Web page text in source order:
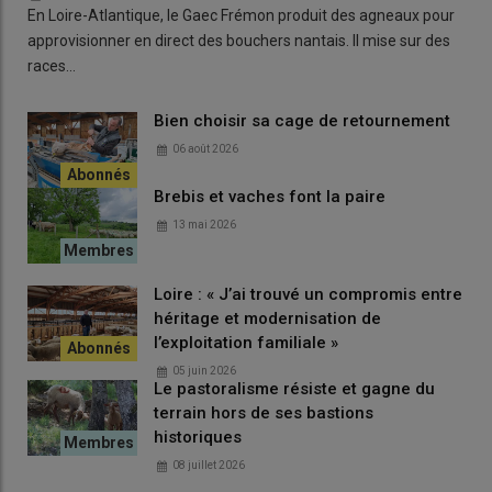
Comment concentrer les
compaction
du sol ? Les couverts sont partagésen parcs de
petite surface. «
Les brebis se couchent toujours au même
endroit et empruntent les mêmes chemins. En ne les laissant
compaction.» Les parcs sont délimités par desfilets
électriques, rapidement déplaçables. Ses voisins céréaliers
semblent convaincus par la démarche : les
céréalières disponiblespour le pâturage l’hiver
augmentent
d’année en année.
Être créatif contre le parasitisme
En Loire-Atlantique, le Gaec Frémon produit des agneaux pour
approvisionner en direct des bouchers nantais. Il mise sur des
races…
Bien choisir sa cage de retournement
06 août 2026
Brebis et vaches font la paire
13 mai 2026
Loire : « J’ai trouvé un compromis entre
héritage et modernisation de
l’exploitation familiale »
05 juin 2026
Le pastoralisme résiste et gagne du
terrain hors de ses bastions
historiques
08 juillet 2026